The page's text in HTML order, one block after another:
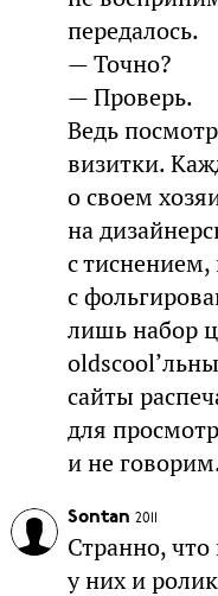
передалось.
— Точно?
— Проверь.
Ведь
визитки.
о своем
на
с тиснением,
с
лишь набор
сайты
для
и не
Sontan 2011
Странно,
у них и